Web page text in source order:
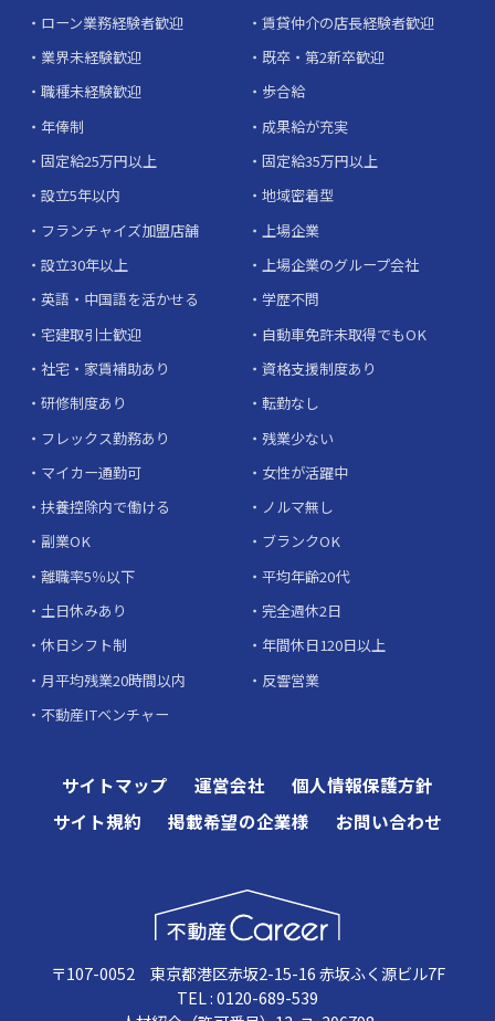
ローン業務経験者歓迎
賃貸仲介の店長経験者歓迎
業界未経験歓迎
既卒・第2新卒歓迎
職種未経験歓迎
歩合給
年俸制
成果給が充実
固定給25万円以上
固定給35万円以上
設立5年以内
地域密着型
フランチャイズ加盟店舗
上場企業
設立30年以上
上場企業のグループ会社
英語・中国語を活かせる
学歴不問
宅建取引士歓迎
自動車免許未取得でもOK
社宅・家賃補助あり
資格支援制度あり
研修制度あり
転勤なし
フレックス勤務あり
残業少ない
マイカー通勤可
女性が活躍中
扶養控除内で働ける
ノルマ無し
副業OK
ブランクOK
離職率5％以下
平均年齢20代
土日休みあり
完全週休2日
休日シフト制
年間休日120日以上
月平均残業20時間以内
反響営業
不動産ITベンチャー
サイトマップ 運営会社
個人情報保護方針
サイト規約
掲載希望の企業様 お問い合わせ
〒107-0052 東京都港区赤坂2-15-16 赤坂ふく源ビル7F
TEL : 0120-689-539